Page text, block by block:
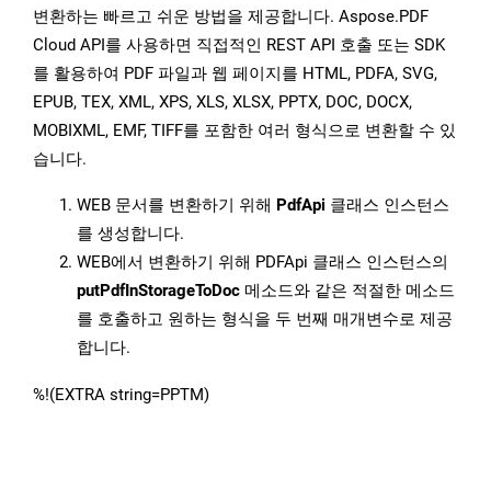
변환하는 빠르고 쉬운 방법을 제공합니다. Aspose.PDF
Cloud API를 사용하면 직접적인 REST API 호출 또는 SDK
를 활용하여 PDF 파일과 웹 페이지를 HTML, PDFA, SVG,
EPUB, TEX, XML, XPS, XLS, XLSX, PPTX, DOC, DOCX,
MOBIXML, EMF, TIFF를 포함한 여러 형식으로 변환할 수 있
습니다.
WEB 문서를 변환하기 위해 PdfApi 클래스 인스턴스
를 생성합니다.
WEB에서 변환하기 위해 PDFApi 클래스 인스턴스의
putPdfInStorageToDoc 메소드와 같은 적절한 메소드
를 호출하고 원하는 형식을 두 번째 매개변수로 제공
합니다.
%!(EXTRA string=PPTM)